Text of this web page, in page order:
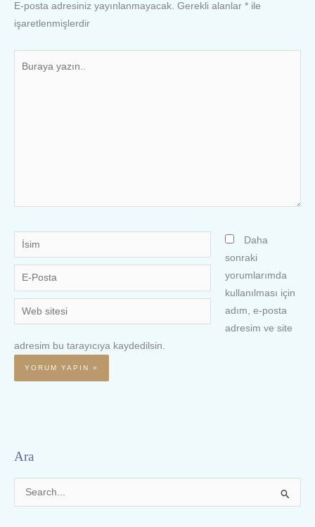
E-posta adresiniz yayınlanmayacak. Gerekli alanlar * ile
işaretlenmişlerdir
İsim
E-
Posta
Web
sitesi
Daha
sonraki
yorumlarımda
kullanılması için
adım, e-posta
adresim ve site
adresim bu tarayıcıya kaydedilsin.
Ara